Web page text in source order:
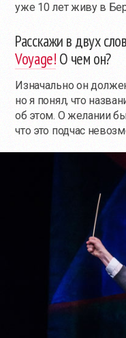
уже 10 лет живу в
Расскажи в двух
Voyage! О чем он?
Изначально он
но я понял, что
об этом. О желании
что это подчас